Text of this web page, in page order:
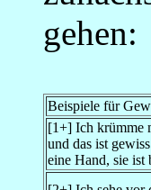
gehen:
Beispiele für
[1+] Ich krümme
und das ist
eine Hand, sie ist